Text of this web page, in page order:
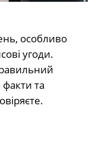
особливо
угоди.
та